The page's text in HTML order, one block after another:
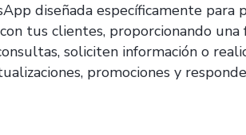
diseñada específicamente para
tus clientes, proporcionando una
soliciten información o
promociones y